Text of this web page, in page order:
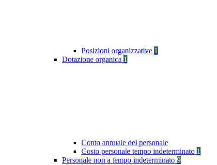
Posizioni organizzative 1
Dotazione organica 1
Conto annuale del personale
Costo personale tempo indeterminato 1
Personale non a tempo indeterminato 9